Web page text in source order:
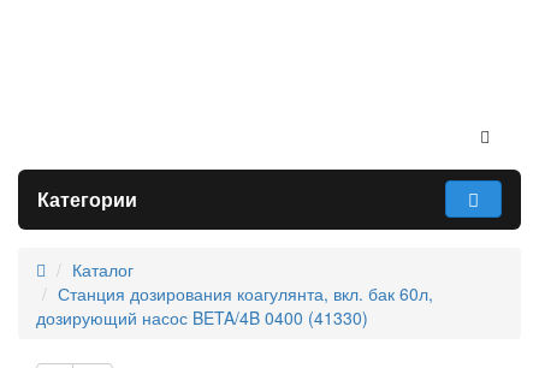
Категории
Каталог
Станция дозирования коагулянта, вкл. бак 60л,
дозирующий насос BETA/4B 0400 (41330)